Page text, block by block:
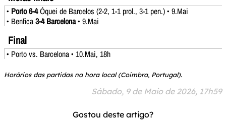
• Porto 6-4Óquei de Barcelos (2-2, 1-1 prol., 3-1 pen.) • 9.Mai
• Benfica3-4 Barcelona• 9.Mai
Final
• Porto vs. Barcelona • 10.Mai, 18h
Horários das partidas na hora local (Coimbra, Portugal).
Sábado, 9 de Maio de 2026, 17h59
Gostou deste artigo?